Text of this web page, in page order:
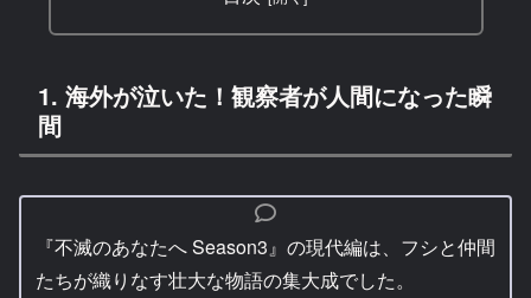
1. 海外が泣いた！観察者が人間になった瞬
間
『不滅のあなたへ Season3』の現代編は、フシと仲間
たちが織りなす壮大な物語の集大成でした。